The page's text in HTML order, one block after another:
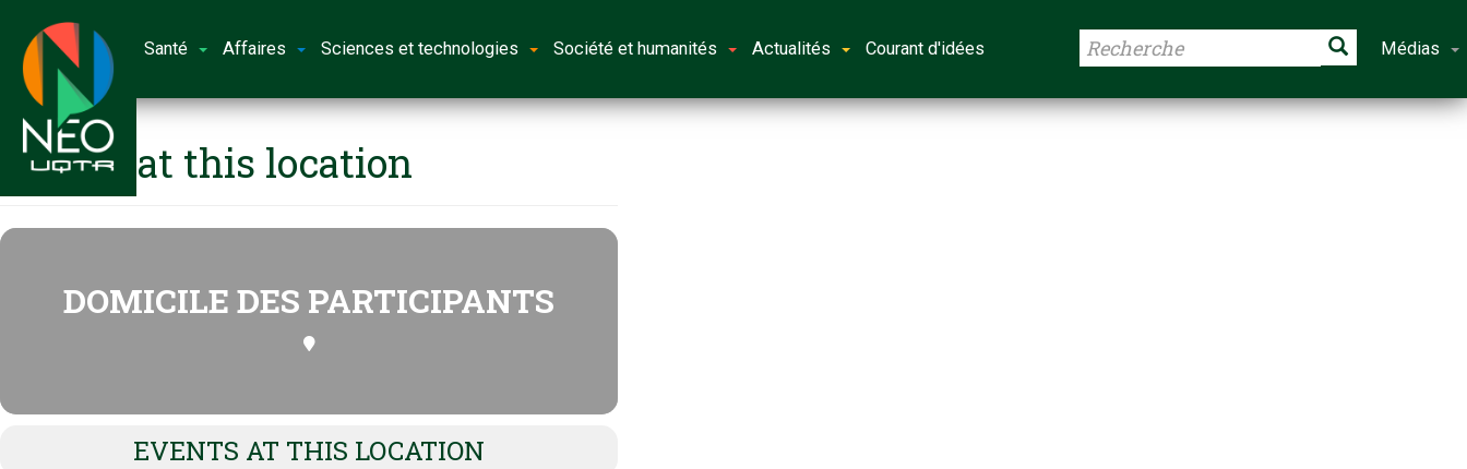
Santé Affaires Sciences et technologies Société et humanités Actualités Courant d'idées Médias
Events at this location
DOMICILE DES PARTICIPANTS
EVENTS AT THIS LOCATION